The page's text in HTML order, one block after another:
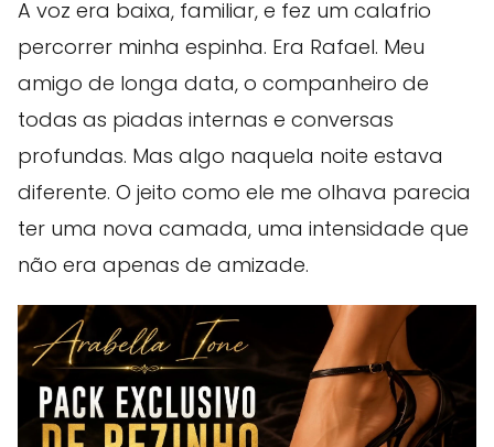
A voz era baixa, familiar, e fez um calafrio
percorrer minha espinha. Era Rafael. Meu
amigo de longa data, o companheiro de
todas as piadas internas e conversas
profundas. Mas algo naquela noite estava
diferente. O jeito como ele me olhava parecia
ter uma nova camada, uma intensidade que
não era apenas de amizade.